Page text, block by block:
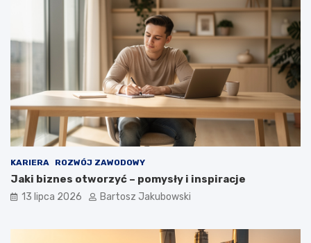
KARIERA ROZWÓJ ZAWODOWY
Jaki biznes otworzyć – pomysły i inspiracje
13 lipca 2026 Bartosz Jakubowski